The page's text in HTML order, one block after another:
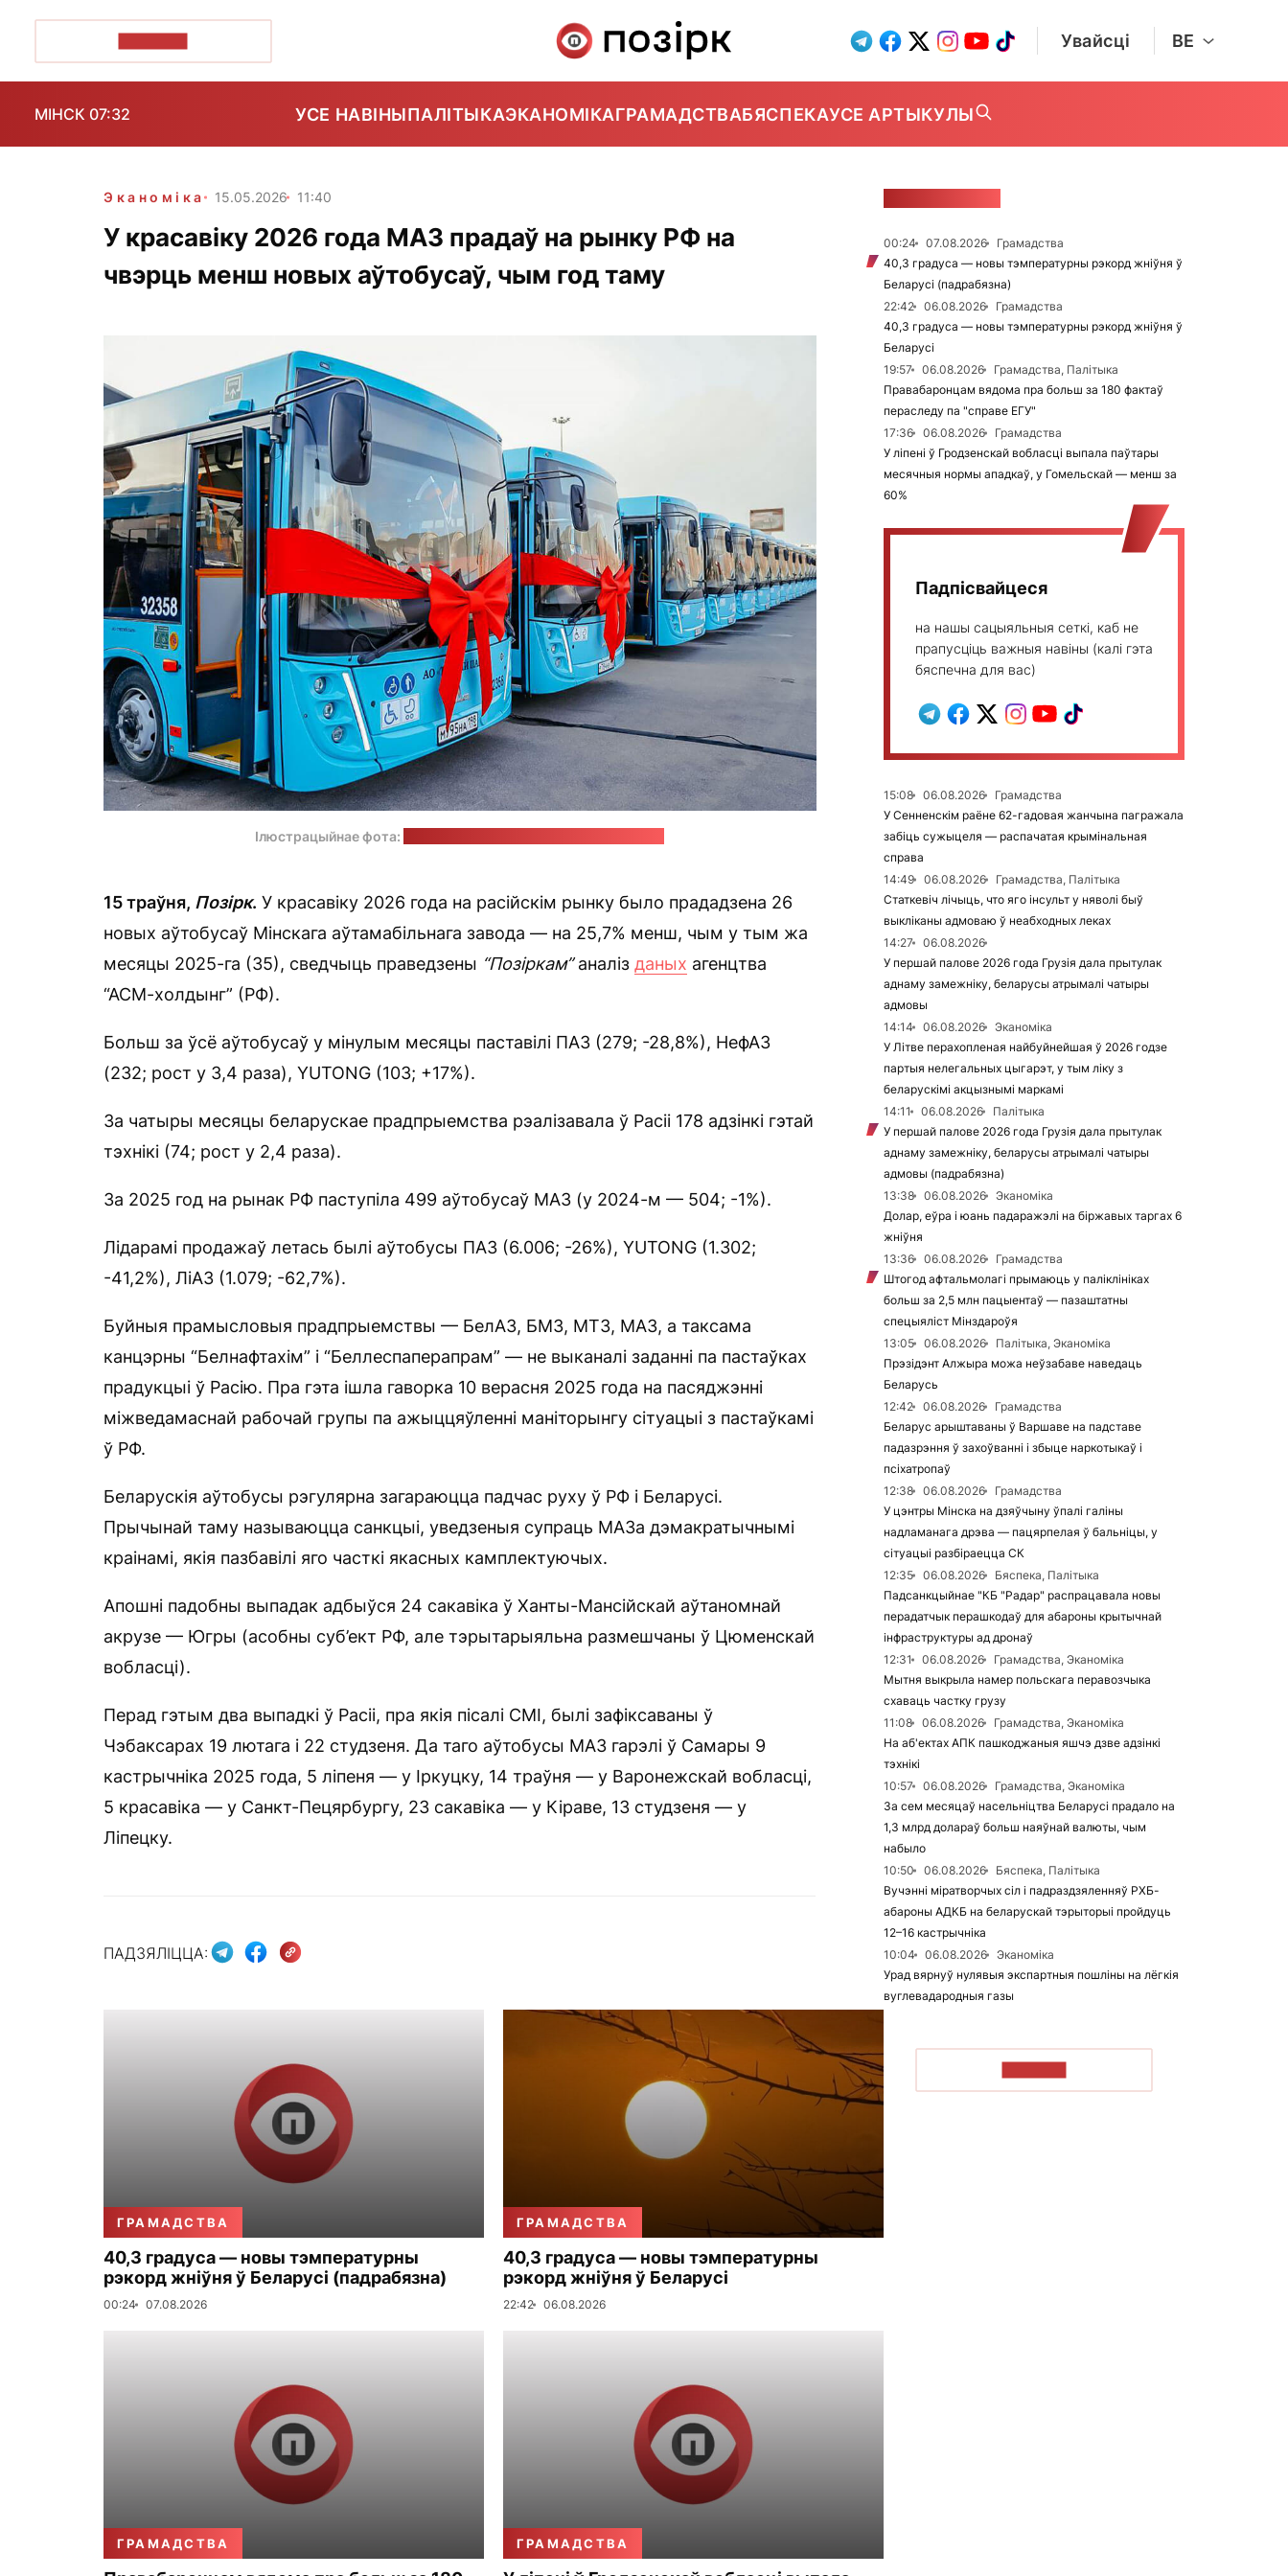
Увайсці BE
МІНСК 07:32 УСЕ НАВІНЫПАЛІТЫКАЭКАНОМІКАГРАМАДСТВАБЯСПЕКАУСЕ АРТЫКУЛЫ
Эканоміка 15.05.2026 11:40
У красавіку 2026 года МАЗ прадаў на рынку РФ на
чвэрць менш новых аўтобусаў, чым год таму
Ілюстрацыйнае фота:
15 траўня, Позірк. У красавіку 2026 года на расійскім рынку было прададзена 26
новых аўтобусаў Мінскага аўтамабільнага завода — на 25,7% менш, чым у тым жа
месяцы 2025-га (35), сведчыць праведзены “Позіркам”аналіз даных агенцтва
“АСМ-холдынг” (РФ).
Больш за ўсё аўтобусаў у мінулым месяцы паставілі ПАЗ (279; -28,8%), НефАЗ
(232; рост у 3,4 раза), YUTONG (103; +17%).
За чатыры месяцы беларускае прадпрыемства рэалізавала ў Расіі 178 адзінкі гэтай
тэхнікі (74; рост у 2,4 раза).
За 2025 год на рынак РФ паступіла 499 аўтобусаў МАЗ (у 2024-м — 504; -1%).
Лідарамі продажаў летась былі аўтобусы ПАЗ (6.006; -26%), YUTONG (1.302;
-41,2%), ЛіАЗ (1.079; -62,7%).
Буйныя прамысловыя прадпрыемствы — БелАЗ, БМЗ, МТЗ, МАЗ, а таксама
канцэрны “Белнафтахім” і “Беллеспаперапрам” — не выканалі заданні па пастаўках
прадукцыі ў Расію. Пра гэта ішла гаворка 10 верасня 2025 года на пасяджэнні
міжведамаснай рабочай групы па ажыццяўленні маніторынгу сітуацыі з пастаўкамі
ў РФ.
Беларускія аўтобусы рэгулярна загараюцца падчас руху ў РФ і Беларусі.
Прычынай таму называюцца санкцыі, уведзеныя супраць МАЗа дэмакратычнымі
краінамі, якія пазбавілі яго часткі якасных камплектуючых.
Апошні падобны выпадак адбыўся 24 сакавіка ў Ханты-Мансійскай аўтаномнай
акрузе — Югры (асобны суб’ект РФ, але тэрытарыяльна размешчаны ў Цюменскай
вобласці).
Перад гэтым два выпадкі ў Расіі, пра якія пісалі СМІ, былі зафіксаваны ў
Чэбаксарах 19 лютага і 22 студзеня. Да таго аўтобусы МАЗ гарэлі ў Самары 9
кастрычніка 2025 года, 5 ліпеня — у Іркуцку, 14 траўня — у Варонежскай вобласці,
5 красавіка — у Санкт-Пецярбургу, 23 сакавіка — у Кіраве, 13 студзеня — у
Ліпецку.
ПАДЗЯЛІЦЦА:
ГРАМАДСТВА
40,3 градуса — новы тэмпературны
рэкорд жніўня ў Беларусі (падрабязна)
00:24 07.08.2026
ГРАМАДСТВА
40,3 градуса — новы тэмпературны
рэкорд жніўня ў Беларусі
22:42 06.08.2026
ГРАМАДСТВА ГРАМАДСТВА
00:24 07.08.2026
Грамадства
40,3 градуса — новы тэмпературны рэкорд жніўня ў
Беларусі (падрабязна)
22:42
06.08.2026
Грамадства
40,3 градуса — новы тэмпературны рэкорд жніўня ў
Беларусі
19:57
06.08.2026
Грамадства, Палітыка
Правабаронцам вядома пра больш за 180 фактаў
пераследу па "справе ЕГУ"
17:36
06.08.2026
Грамадства
У ліпені ў Гродзенскай вобласці выпала паўтары
месячныя нормы ападкаў, у Гомельскай — менш за
60%
Падпісвайцеся
на нашы сацыяльныя сеткі, каб не
прапусціць важныя навіны (калі гэта
бяспечна для вас)
15:08 06.08.2026
Грамадства
У Сенненскім раёне 62-гадовая жанчына пагражала
забіць сужыцеля — распачатая крымінальная
справа
14:49
06.08.2026
Грамадства, Палітыка
Статкевіч лічыць, что яго інсульт у няволі быў
выкліканы адмоваю ў неабходных леках
14:27
06.08.2026
У першай палове 2026 года Грузія дала прытулак
аднаму замежніку, беларусы атрымалі чатыры
адмовы
14:14
06.08.2026
Эканоміка
У Літве перахопленая найбуйнейшая ў 2026 годзе
партыя нелегальных цыгарэт, у тым ліку з
беларускімі акцызнымі маркамі
14:11
06.08.2026
Палітыка
У першай палове 2026 года Грузія дала прытулак
аднаму замежніку, беларусы атрымалі чатыры
адмовы (падрабязна)
13:38
06.08.2026
Эканоміка
Долар, еўра і юань падаражэлі на біржавых таргах 6
жніўня
13:36
06.08.2026
Грамадства
Штогод афтальмолагі прымаюць у паліклініках
больш за 2,5 млн пацыентаў — пазаштатны
спецыяліст Мінздароўя
13:05
06.08.2026
Палітыка, Эканоміка
Прэзідэнт Алжыра можа неўзабаве наведаць
Беларусь
12:42
06.08.2026
Грамадства
Беларус арыштаваны ў Варшаве на падставе
падазрэння ў захоўванні і збыце наркотыкаў і
псіхатропаў
12:38
06.08.2026
Грамадства
У цэнтры Мінска на дзяўчыну ўпалі галіны
надламанага дрэва — пацярпелая ў бальніцы, у
сітуацыі разбіраецца СК
12:35
06.08.2026
Бяспека, Палітыка
Падсанкцыйнае "КБ "Радар" распрацавала новы
перадатчык перашкодаў для абароны крытычнай
інфраструктуры ад дронаў
12:31
06.08.2026
Грамадства, Эканоміка
Мытня выкрыла намер польскага перавозчыка
схаваць частку грузу
11:08
06.08.2026
Грамадства, Эканоміка
На аб'ектах АПК пашкоджаныя яшчэ дзве адзінкі
тэхнікі
10:57
06.08.2026
Грамадства, Эканоміка
За сем месяцаў насельніцтва Беларусі прадало на
1,3 млрд долараў больш наяўнай валюты, чым
набыло
10:50
06.08.2026
Бяспека, Палітыка
Вучэнні міратворчых сіл і падраздзяленняў РХБ-
абароны АДКБ на беларускай тэрыторыі пройдуць
12–16 кастрычніка
10:04
06.08.2026
Эканоміка
Урад вярнуў нулявыя экспартныя пошліны на лёгкія
вуглевадародныя газы